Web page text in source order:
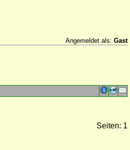
Angemeldet als: Gast
Seiten: 1